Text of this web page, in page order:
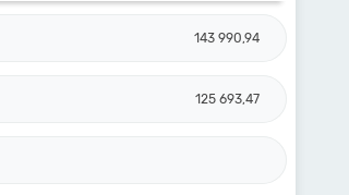
143 990,94
125 693,47